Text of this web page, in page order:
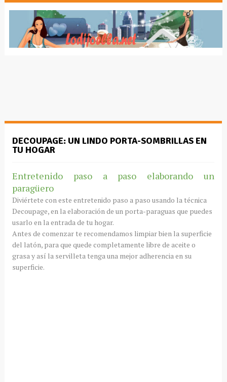
DECOUPAGE: UN LINDO PORTA-SOMBRILLAS EN
TU HOGAR
Entretenido paso a paso elaborando un
paragüero
Diviértete con este entretenido paso a paso usando la técnica
Decoupage, en la elaboración de un porta-paraguas que puedes
usarlo en la entrada de tu hogar.
Antes de comenzar te recomendamos limpiar bien la superficie
del latón, para que quede completamente libre de aceite o
grasa y así la servilleta tenga una mejor adherencia en su
superficie.